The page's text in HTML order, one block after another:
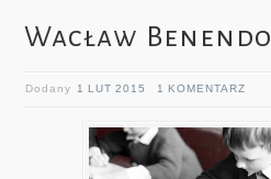
Wacław Benendo
Dodany 1 LUT 2015 1 KOMENTARZ